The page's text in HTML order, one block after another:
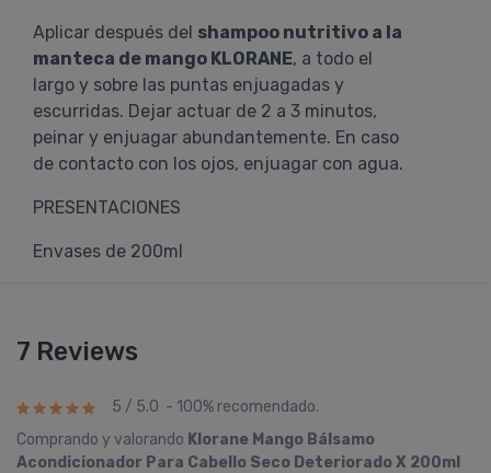
Aplicar después del shampoo nutritivo a la
manteca de mango KLORANE, a todo el
largo y sobre las puntas enjuagadas y
escurridas. Dejar actuar de 2 a 3 minutos,
peinar y enjuagar abundantemente. En caso
de contacto con los ojos, enjuagar con agua.
PRESENTACIONES
Envases de 200ml
7 Reviews
5 / 5.0 - 100% recomendado.
Comprando y valorando Klorane Mango Bálsamo
Acondicionador Para Cabello Seco Deteriorado X 200ml